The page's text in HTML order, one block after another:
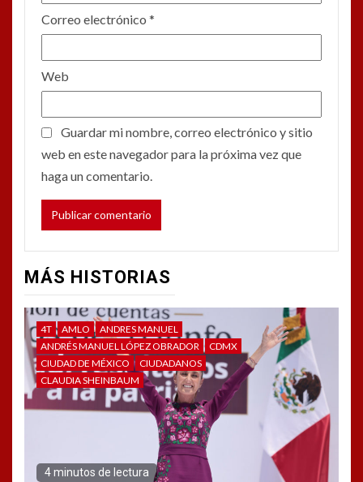
Correo electrónico *
Web
Guardar mi nombre, correo electrónico y sitio
web en este navegador para la próxima vez que
haga un comentario.
MÁS HISTORIAS
4T AMLO
ANDRES MANUEL
ANDRÉS MANUEL LÓPEZ OBRADOR
CDMX
CIUDAD DE MÉXICO
CIUDADANOS
CLAUDIA SHEINBAUM
4 minutos de lectura